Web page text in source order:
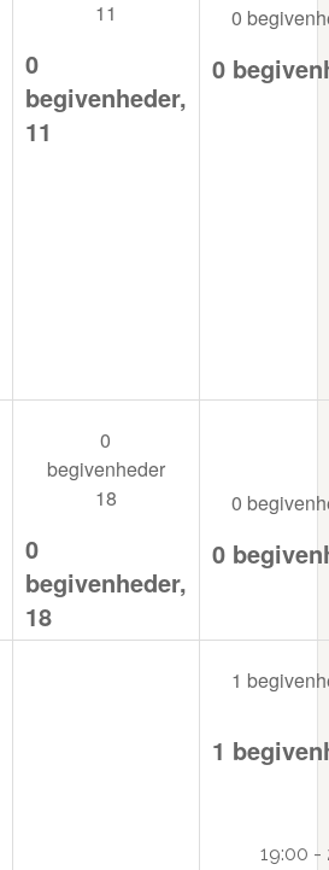
11
0
begivenheder,
11
0
0
0
begivenheder
18
0
begivenheder,
18
0
0
1
1
19:00 -